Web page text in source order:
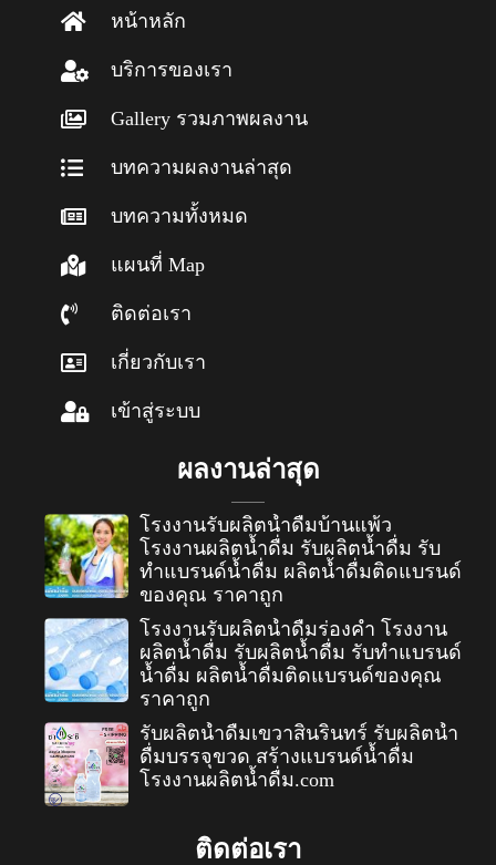
หน้าหลัก
บริการของเรา
Gallery รวมภาพผลงาน
บทความผลงานล่าสุด
บทความทั้งหมด
แผนที่ Map
ติดต่อเรา
เกี่ยวกับเรา
เข้าสู่ระบบ
ผลงานล่าสุด
โรงงานรับผลิตน้ำดื่มบ้านแพ้ว
โรงงานผลิตน้ำดื่ม รับผลิตน้ำดื่ม รับ
ทำแบรนด์น้ำดื่ม ผลิตน้ำดื่มติดแบรนด์
ของคุณ ราคาถูก
โรงงานรับผลิตน้ำดื่มร่องคำ โรงงาน
ผลิตน้ำดื่ม รับผลิตน้ำดื่ม รับทำแบรนด์
น้ำดื่ม ผลิตน้ำดื่มติดแบรนด์ของคุณ
ราคาถูก
รับผลิตน้ำดื่มเขวาสินรินทร์ รับผลิตน้ำ
ดื่มบรรจุขวด สร้างแบรนด์น้ำดื่ม
โรงงานผลิตน้ำดื่ม.com
ติดต่อเรา